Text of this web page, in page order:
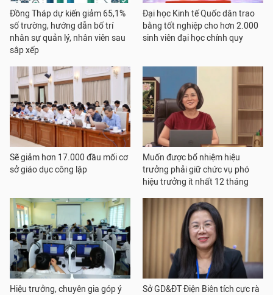
Đồng Tháp dự kiến giảm 65,1%
số trường, hướng dẫn bố trí
nhân sự quản lý, nhân viên sau
sắp xếp
Đại học Kinh tế Quốc dân trao
bằng tốt nghiệp cho hơn 2.000
sinh viên đại học chính quy
Sẽ giảm hơn 17.000 đầu mối cơ
sở giáo dục công lập
Muốn được bổ nhiệm hiệu
trưởng phải giữ chức vụ phó
hiệu trưởng ít nhất 12 tháng
Hiệu trưởng, chuyên gia góp ý
Sở GD&ĐT Điện Biên tích cực rà